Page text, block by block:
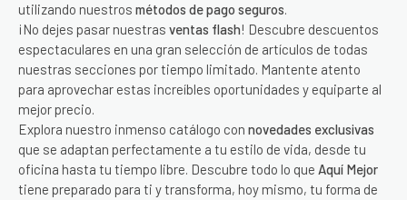
utilizando nuestros métodos de pago seguros.
¡No dejes pasar nuestras ventas flash! Descubre descuentos
espectaculares en una gran selección de artículos de todas
nuestras secciones por tiempo limitado. Mantente atento
para aprovechar estas increíbles oportunidades y equiparte al
mejor precio.
Explora nuestro inmenso catálogo con novedades exclusivas
que se adaptan perfectamente a tu estilo de vida, desde tu
oficina hasta tu tiempo libre. Descubre todo lo que Aquí Mejor
tiene preparado para ti y transforma, hoy mismo, tu forma de